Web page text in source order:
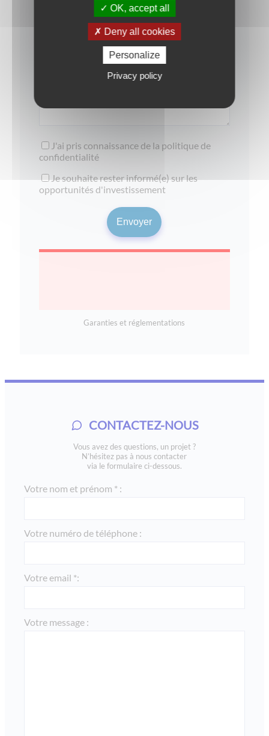
Votre message :
J'ai pris connaissance de la politique de
confidentialité
Je souhaite rester informé(e) sur les
opportunités d'investissement
Garanties et réglementations
CONTACTEZ-NOUS
Vous avez des questions, un projet ?
N’hésitez pas à nous contacter
via le formulaire ci-dessous.
Votre nom et prénom * :
Votre numéro de téléphone :
Votre email *:
Votre message :
OK, accept all
Deny all cookies
Personalize
Privacy policy